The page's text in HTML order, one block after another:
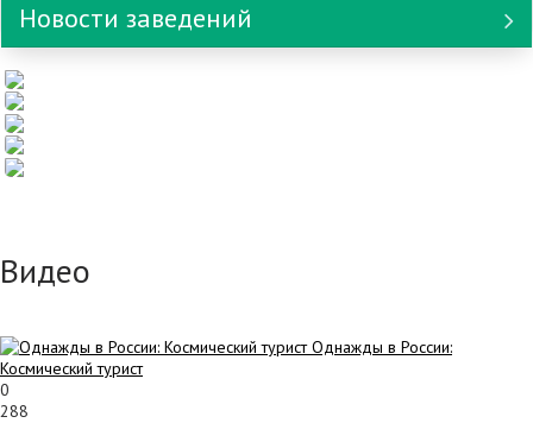
Новости заведений
Видео
Однажды в России:
Космический турист
0
288